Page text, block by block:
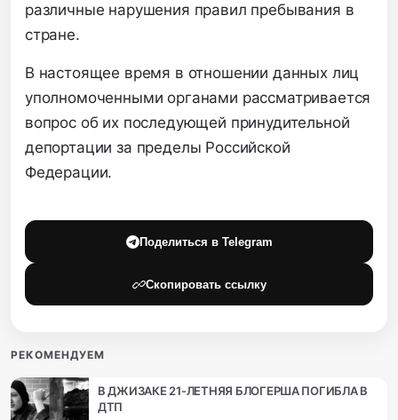
различные нарушения правил пребывания в
стране.
В настоящее время в отношении данных лиц
уполномоченными органами рассматривается
вопрос об их последующей принудительной
депортации за пределы Российской
Федерации.
Поделиться в Telegram
Скопировать ссылку
РЕКОМЕНДУЕМ
В ДЖИЗАКЕ 21-ЛЕТНЯЯ БЛОГЕРША ПОГИБЛА В
ДТП